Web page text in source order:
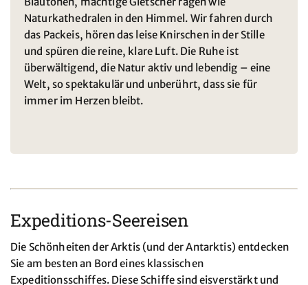
Naturkathedralen in den Himmel. Wir fahren durch
das Packeis, hören das leise Knirschen in der Stille
und spüren die reine, klare Luft. Die Ruhe ist
überwältigend, die Natur aktiv und lebendig – eine
Welt, so spektakulär und unberührt, dass sie für
immer im Herzen bleibt.
Expeditions-Seereisen
Die Schönheiten der Arktis (und der Antarktis) entdecken
Sie am besten an Bord eines klassischen
Expeditionsschiffes. Diese Schiffe sind eisverstärkt und